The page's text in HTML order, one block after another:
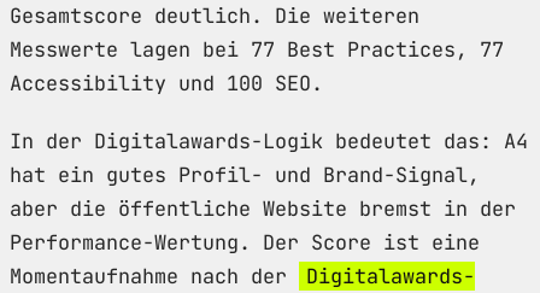
Gesamtscore deutlich. Die weiteren
Messwerte lagen bei 77 Best Practices, 77
Accessibility und 100 SEO.
In der Digitalawards-Logik bedeutet das: A4
hat ein gutes Profil- und Brand-Signal,
aber die öffentliche Website bremst in der
Performance-Wertung. Der Score ist eine
Momentaufnahme nach der
Digitalawards-